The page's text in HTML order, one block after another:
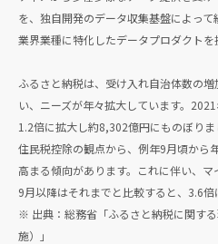
を、独自開発のデータ収集基盤によっ
業界業種に特化したデータプロダクトを
ふるさと納税は、受け入れ自治体数の
い、ニーズが年々拡大しています。
1.2倍に拡大し約8,302億円にものぼり
住民税控除の観点から、例年9月頃から
高まる傾向があります。これに伴い、マ
9月以降はそれまでと比較すると、3.6倍
※ 出典：総務省「ふるさと納税に関す
施）」